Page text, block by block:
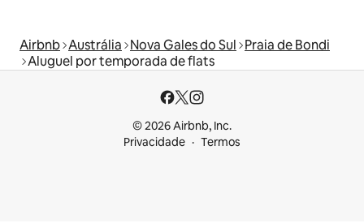
Airbnb Austrália Nova Gales do Sul Praia de Bondi
Aluguel por temporada de flats
© 2026 Airbnb, Inc.
Privacidade
Termos